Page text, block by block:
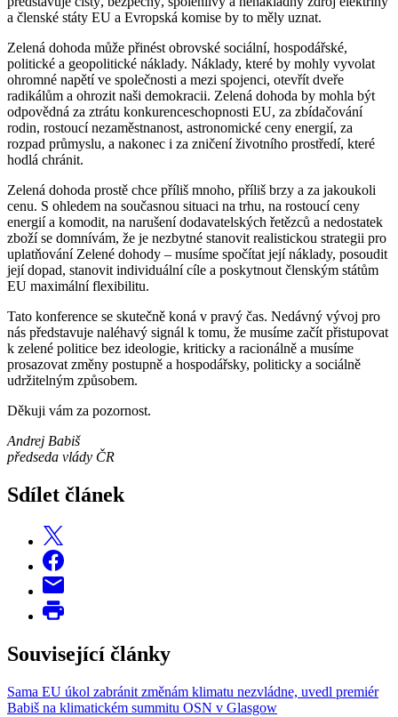
a členské státy EU a Evropská komise by to měly uznat.
Zelená dohoda může přinést obrovské sociální, hospodářské,
politické a geopolitické náklady. Náklady, které by mohly vyvolat
ohromné napětí ve společnosti a mezi spojenci, otevřít dveře
radikálům a ohrozit naši demokracii. Zelená dohoda by mohla být
odpovědná za ztrátu konkurenceschopnosti EU, za zbídačování
rodin, rostoucí nezaměstnanost, astronomické ceny energií, za
rozpad průmyslu, a nakonec i za zničení životního prostředí, které
hodlá chránit.
Zelená dohoda prostě chce příliš mnoho, příliš brzy a za jakoukoli
cenu. S ohledem na současnou situaci na trhu, na rostoucí ceny
energií a komodit, na narušení dodavatelských řetězců a nedostatek
zboží se domnívám, že je nezbytné stanovit realistickou strategii pro
uplatňování Zelené dohody – musíme spočítat její náklady, posoudit
její dopad, stanovit individuální cíle a poskytnout členským státům
EU maximální flexibilitu.
Tato konference se skutečně koná v pravý čas. Nedávný vývoj pro
nás představuje naléhavý signál k tomu, že musíme začít přistupovat
k zelené politice bez ideologie, kriticky a racionálně a musíme
prosazovat změny postupně a hospodářsky, politicky a sociálně
udržitelným způsobem.
Děkuji vám za pozornost.
Andrej Babiš
předseda vlády ČR
Sdílet článek
Související články
Sama EU úkol zabránit změnám klimatu nezvládne, uvedl premiér
Babiš na klimatickém summitu OSN v Glasgow